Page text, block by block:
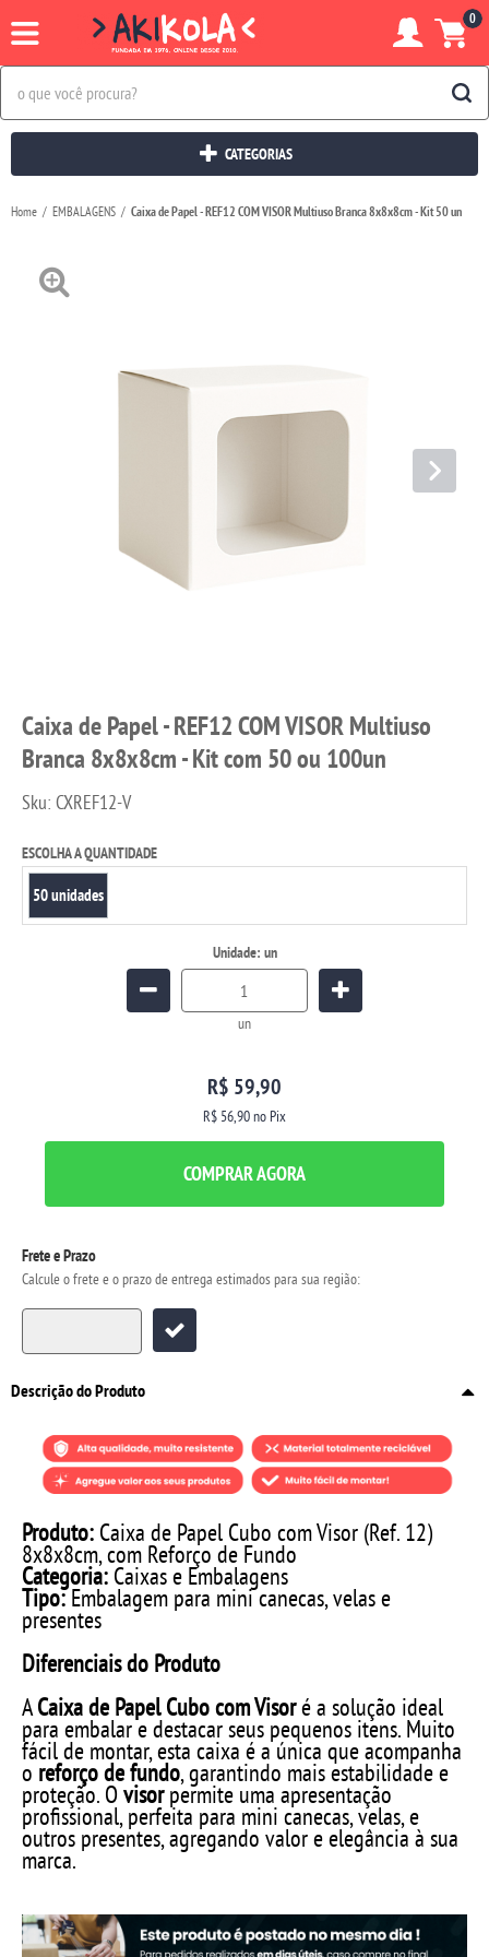
0
CATEGORIAS
Home EMBALAGENS Caixa de Papel - REF12 COM VISOR Multiuso Branca 8x8x8cm - Kit 50 un
Caixa de Papel - REF12 COM VISOR Multiuso
Branca 8x8x8cm - Kit com 50 ou 100un
Sku: CXREF12-V
ESCOLHA A QUANTIDADE
50 unidades
Unidade: un
un
R$ 59,90
R$ 56,90no Pix
COMPRAR AGORA
Frete e Prazo
Calcule o frete e o prazo de entrega estimados para sua região:
Descrição do Produto
Produto: Caixa de Papel Cubo com Visor (Ref. 12)
8x8x8cm, com Reforço de Fundo
Categoria: Caixas e Embalagens
Tipo:Embalagem para mini canecas, velas e
presentes
Diferenciais do Produto
ACaixa de Papel Cubo com Visoré a solução ideal
para embalar e destacar seus pequenos itens. Muito
fácil de montar, esta caixa é a única que acompanha
o reforço de fundo, garantindo mais estabilidade e
proteção. Ovisorpermite uma apresentação
profissional, perfeita para mini canecas, velas, e
outros presentes, agregando valor e elegância à sua
marca.